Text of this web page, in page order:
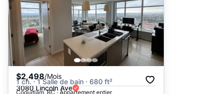
$2,498/Mois
1 ch. · 1 Salle de bain · 680 ft²
3080 Lincoln Ave
Coquitlam, BC · Appartement entier